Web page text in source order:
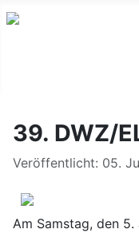
39. DWZ/
Details
Veröffentlicht: 05.
Am Samstag, den